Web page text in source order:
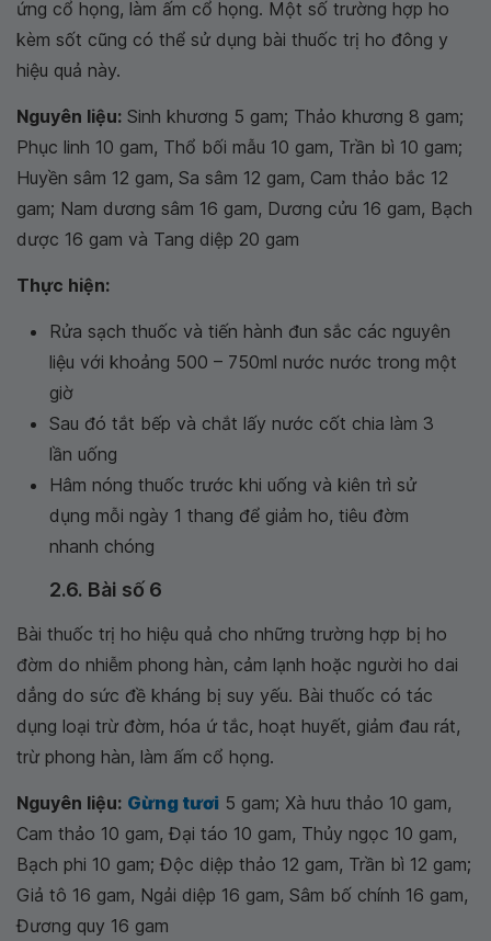
ứng cổ họng, làm ấm cổ họng. Một số trường hợp ho
kèm sốt cũng có thể sử dụng bài thuốc trị ho đông y
hiệu quả này.
Nguyên liệu: Sinh khương 5 gam; Thảo khương 8 gam;
Phục linh 10 gam, Thổ bối mẫu 10 gam, Trần bì 10 gam;
Huyền sâm 12 gam, Sa sâm 12 gam, Cam thảo bắc 12
gam; Nam dương sâm 16 gam, Dương cửu 16 gam, Bạch
dược 16 gam và Tang diệp 20 gam
Thực hiện:
Rửa sạch thuốc và tiến hành đun sắc các nguyên
liệu với khoảng 500 – 750ml nước nước trong một
giờ
Sau đó tắt bếp và chắt lấy nước cốt chia làm 3
lần uống
Hâm nóng thuốc trước khi uống và kiên trì sử
dụng mỗi ngày 1 thang để giảm ho, tiêu đờm
nhanh chóng
2.6. Bài số 6
Bài thuốc trị ho hiệu quả cho những trường hợp bị ho
đờm do nhiễm phong hàn, cảm lạnh hoặc người ho dai
dẳng do sức đề kháng bị suy yếu. Bài thuốc có tác
dụng loại trừ đờm, hóa ứ tắc, hoạt huyết, giảm đau rát,
trừ phong hàn, làm ấm cổ họng.
Nguyên liệu: Gừng tươi 5 gam; Xà hưu thảo 10 gam,
Cam thảo 10 gam, Đại táo 10 gam, Thủy ngọc 10 gam,
Bạch phi 10 gam; Độc diệp thảo 12 gam, Trần bì 12 gam;
Giả tô 16 gam, Ngải diệp 16 gam, Sâm bố chính 16 gam,
Đương quy 16 gam